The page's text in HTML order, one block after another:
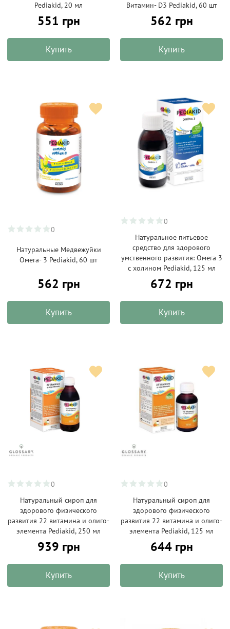
Pediakid, 20 мл
551 грн
Купить
Витамин- D3 Pediakid, 60 шт
562 грн
Купить
0
Натуральные Медвежуйки
Омега- 3 Pediakid, 60 шт
562 грн
Купить
0
Натуральное питьевое
средство для здорового
умственного развития: Омега 3
с холином Pediakid, 125 мл
672 грн
Купить
0
Натуральный сироп для
здорового физического
развития 22 витамина и олиго-
элемента Pediakid, 250 мл
939 грн
Купить
0
Натуральный сироп для
здорового физического
развития 22 витамина и олиго-
элемента Pediakid, 125 мл
644 грн
Купить